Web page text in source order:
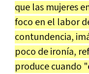
que las mujeres
foco en el labor
contundencia,
poco de ironía,
produce cuando